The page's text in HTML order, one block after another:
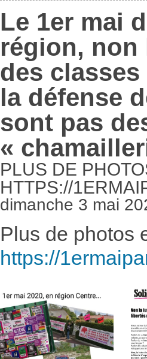
Le 1er mai
région, non
des
la défense
sont pas
«
PLUS DE
HTTPS://
dimanche 3 mai
Plus de photos
https://